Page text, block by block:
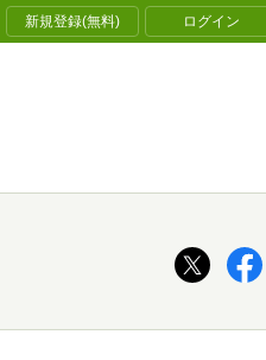
新規登録(無料) ログイン